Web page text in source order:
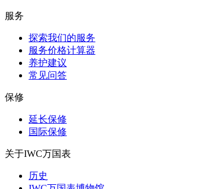
服务
探索我们的服务
服务价格计算器
养护建议
常见问答
保修
延长保修
国际保修
关于IWC万国表
历史